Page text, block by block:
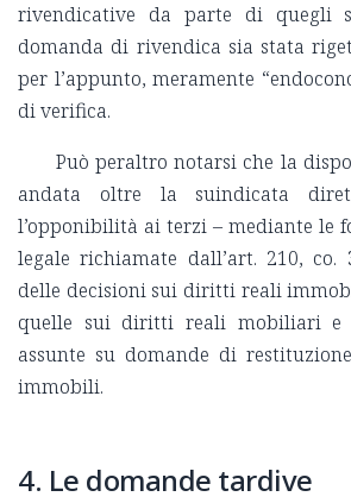
rivendicative da parte di quegli
domanda di rivendica sia stata
per l’appunto, meramente
di verifica.
Può peraltro notarsi che la
andata oltre la suindicata
l’opponibilità ai terzi – mediante le
legale richiamate dall’art. 210, co.
delle decisioni sui diritti reali
quelle sui diritti reali mobiliari e
assunte su domande di
immobili.
4. Le domande tardive